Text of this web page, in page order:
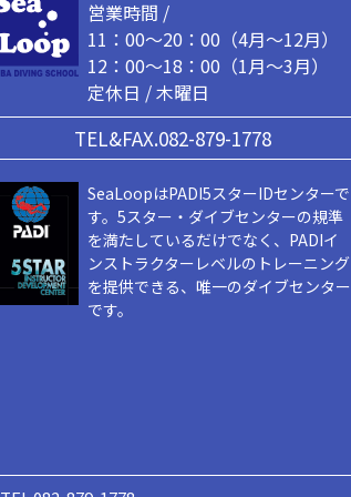
営業時間 /
11：00～20：00（4月～12月）
12：00～18：00（1月～3月）
定休日 / 木曜日
TEL&FAX.082-879-1778
SeaLoopはPADI5スターIDセンターで
す。5スター・ダイブセンターの規準
を満たしているだけでなく、PADIイ
ンストラクターレベルのトレーニング
を提供できる、唯一のダイブセンター
です。